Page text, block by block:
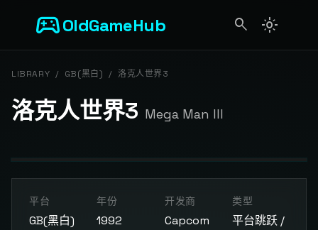
sports_esportsOldGameHub search light_mode
LIBRARY / GB(黑白) / 洛克人世界3
洛克人世界3 Mega Man III
开始游戏
点击按钮加载游戏模拟器
平台
GB(黑白)
年份
1992
开发商
Capcom
类型
平台跳跃 /